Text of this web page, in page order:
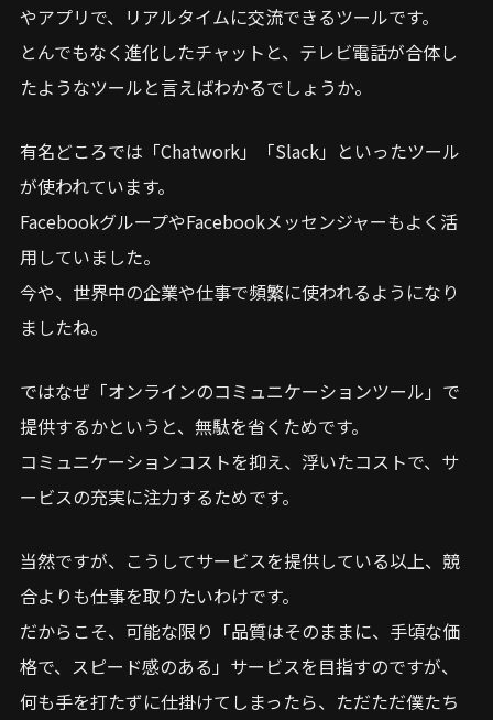
やアプリで、リアルタイムに交流できるツールです。
とんでもなく進化したチャットと、テレビ電話が合体し
たようなツールと言えばわかるでしょうか。
有名どころでは「Chatwork」「Slack」といったツール
が使われています。
FacebookグループやFacebookメッセンジャーもよく活
用していました。
今や、世界中の企業や仕事で頻繁に使われるようになり
ましたね。
ではなぜ「オンラインのコミュニケーションツール」で
提供するかというと、無駄を省くためです。
コミュニケーションコストを抑え、浮いたコストで、サ
ービスの充実に注力するためです。
当然ですが、こうしてサービスを提供している以上、競
合よりも仕事を取りたいわけです。
だからこそ、可能な限り「品質はそのままに、手頃な価
格で、スピード感のある」サービスを目指すのですが、
何も手を打たずに仕掛けてしまったら、ただただ僕たち